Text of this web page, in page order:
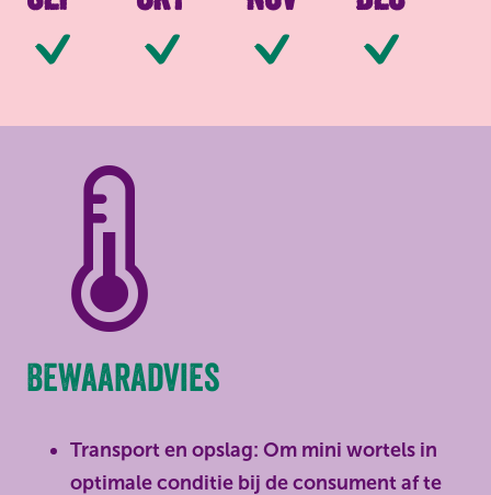
Beschikbaar Beschikbaar Beschikbaar
Bewaaradvies
Transport en opslag: Om mini wortels in
optimale conditie bij de consument af te